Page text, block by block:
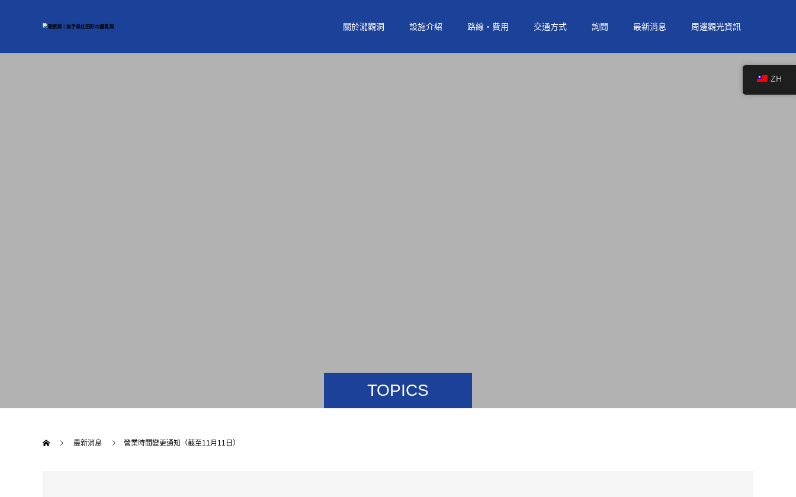
關於瀧觀洞 設施介紹 路線‧費用 交通方式 詢問 最新消息 周邊觀光資訊
TOPICS
最新消息 營業時間變更通知（截至11月11日）
ZH